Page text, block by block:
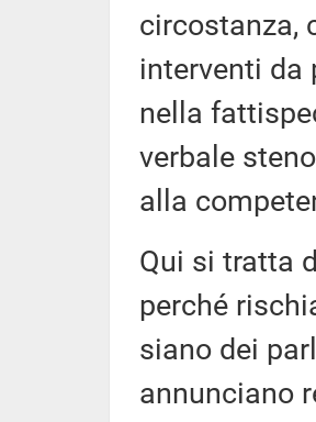
circostanza,
interventi da
nella
verbale
alla
Qui si tratta
perché
siano dei
annunciano